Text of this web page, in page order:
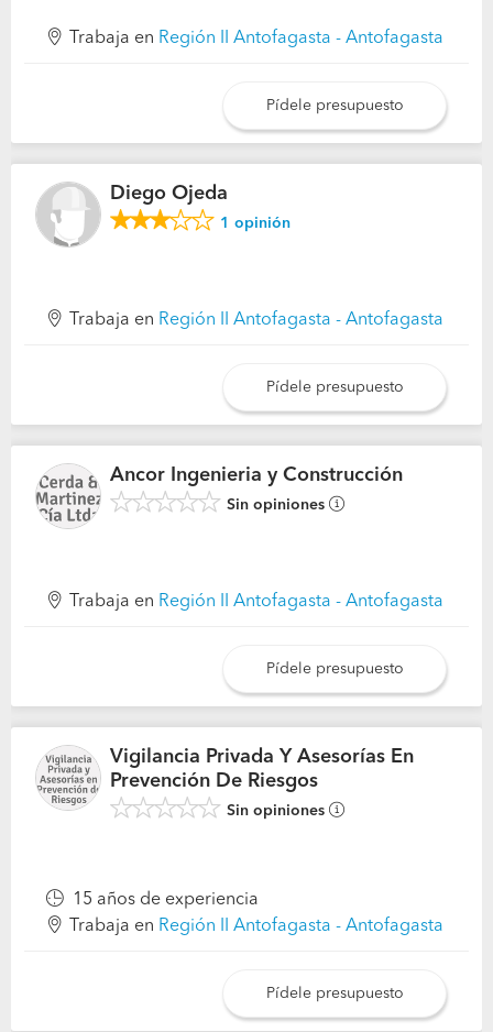
Trabaja en Región II Antofagasta - Antofagasta
Pídele presupuesto
Diego Ojeda
1 opinión
Trabaja en Región II Antofagasta - Antofagasta
Pídele presupuesto
Ancor Ingenieria y Construcción
Sin opiniones
Trabaja en Región II Antofagasta - Antofagasta
Pídele presupuesto
Vigilancia Privada Y Asesorías En
Prevención De Riesgos
Sin opiniones
15 años de experiencia
Trabaja en Región II Antofagasta - Antofagasta
Pídele presupuesto